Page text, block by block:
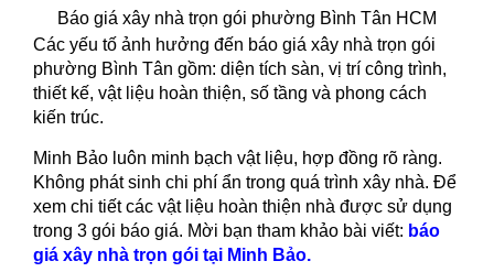
Báo giá xây nhà trọn gói phường Bình Tân HCM
Các yếu tố ảnh hưởng đến báo giá xây nhà trọn gói
phường Bình Tân gồm: diện tích sàn, vị trí công trình,
thiết kế, vật liệu hoàn thiện, số tầng và phong cách
kiến trúc.
Minh Bảo luôn minh bạch vật liệu, hợp đồng rõ ràng.
Không phát sinh chi phí ẩn trong quá trình xây nhà. Để
xem chi tiết các vật liệu hoàn thiện nhà được sử dụng
trong 3 gói báo giá. Mời bạn tham khảo bài viết: báo
giá xây nhà trọn gói tại Minh Bảo.